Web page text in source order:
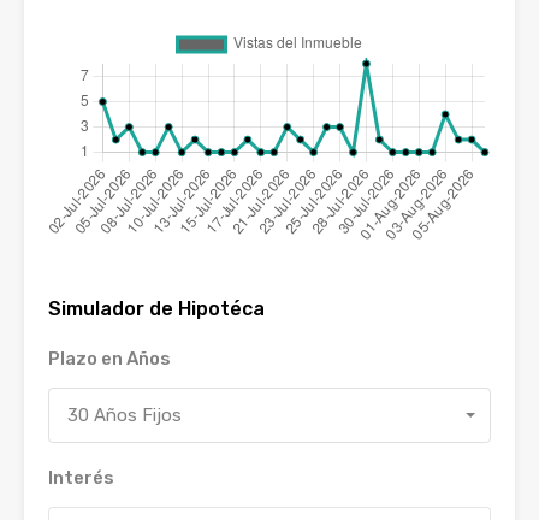
Simulador de Hipotéca
Plazo en Años
30 Años Fijos
Interés